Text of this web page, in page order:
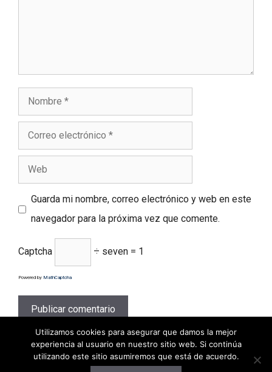
Nombre
Correo
electrónico
Web
Guarda mi nombre, correo electrónico y web en este
navegador para la próxima vez que comente.
Captcha ÷ seven = 1
Powered by MathCaptcha
Utilizamos cookies para asegurar que damos la mejor
experiencia al usuario en nuestro sitio web. Si continúa
utilizando este sitio asumiremos que está de acuerdo.